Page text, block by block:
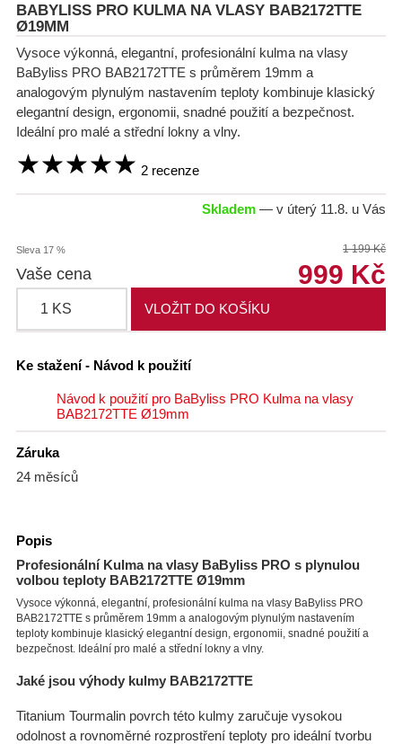
Klasické, s klipem
Kónické
Profesionální kartáče
Elektrické natáčky
ZASTŘIHOVAČE
HOLÍCÍ STROJKY
PŘÍSLUŠENSTVÍ, NÁHRADNÍ DÍLY
Díly pro zastřihovače
Všechny Díly pro zastřihovače
Příslušenství
Difuzéry
BABYLISS PRO KULMA NA VLASY BAB2172TTE
Ø19MM
Vysoce výkonná, elegantní, profesionální kulma na vlasy
BaByliss PRO BAB2172TTE s průměrem 19mm a
analogovým plynulým nastavením teploty kombinuje klasický
elegantní design, ergonomii, snadné použití a bezpečnost.
Ideální pro malé a střední lokny a vlny.
2 recenze
Skladem — v úterý 11.8. u Vás
Sleva 17 %
Vaše cena 999 Kč
1 199 Kč
Ke stažení - Návod k použití
Návod k použití pro BaByliss PRO Kulma na vlasy
BAB2172TTE Ø19mm
Záruka
24 měsíců
Popis
Profesionální Kulma na vlasy BaByliss PRO s plynulou
volbou teploty BAB2172TTE Ø19mm
Vysoce výkonná, elegantní, profesionální kulma na vlasy BaByliss PRO
BAB2172TTE s průměrem 19mm a analogovým plynulým nastavením
teploty kombinuje klasický elegantní design, ergonomii, snadné použití a
bezpečnost. Ideální pro malé a střední lokny a vlny.
Jaké jsou výhody kulmy BAB2172TTE
Titanium Tourmalin povrch této kulmy zaručuje vysokou
odolnost a rovnoměrné rozprostření teploty pro ideální tvorbu